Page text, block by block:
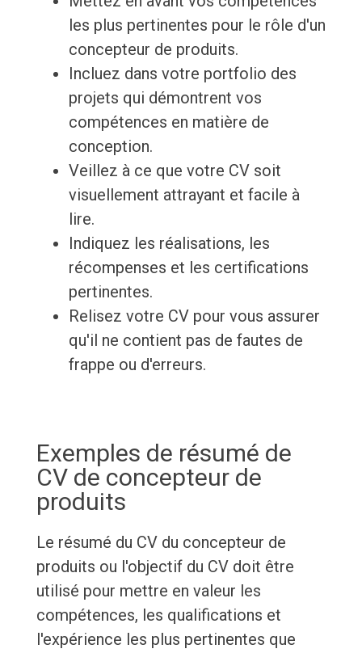
les plus pertinentes pour le rôle d'un
concepteur de produits.
Incluez dans votre portfolio des
projets qui démontrent vos
compétences en matière de
conception.
Veillez à ce que votre CV soit
visuellement attrayant et facile à
lire.
Indiquez les réalisations, les
récompenses et les certifications
pertinentes.
Relisez votre CV pour vous assurer
qu'il ne contient pas de fautes de
frappe ou d'erreurs.
Exemples de résumé de
CV de concepteur de
produits
Le résumé du CV du concepteur de
produits ou l'objectif du CV doit être
utilisé pour mettre en valeur les
compétences, les qualifications et
l'expérience les plus pertinentes que